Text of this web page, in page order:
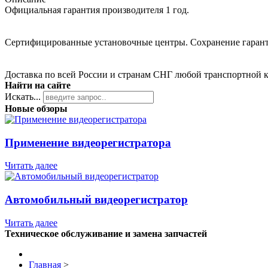
Официальная гарантия производителя 1 год.
Сертифицированные установочные центры. Сохранение
Доставка по всей России и странам СНГ любой транспортной
Найти на сайте
Искать...
Новые обзоры
Применение видеорегистратора
Читать далее
Автомобильный видеорегистратор
Читать далее
Техническое обслуживание и замена запчастей
Главная >